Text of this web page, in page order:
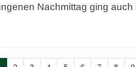
Nachmittag ging